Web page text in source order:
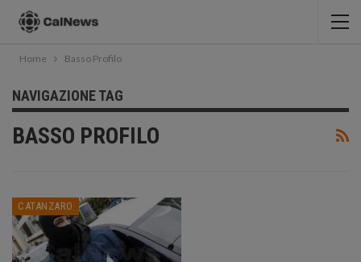
Home Basso Profilo
NAVIGAZIONE TAG
BASSO PROFILO
CATANZARO